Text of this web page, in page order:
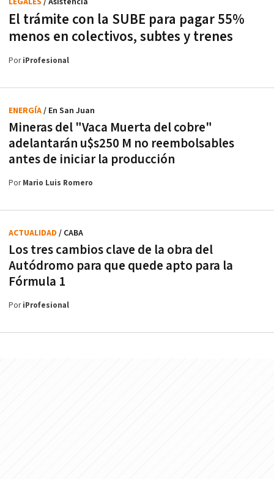
El trámite con la SUBE para pagar 55%
menos en colectivos, subtes y trenes
PoriProfesional
Mineras del "Vaca Muerta del cobre"
adelantarán u$s250 M no reembolsables
antes de iniciar la producción
ENERGÍA/ En San Juan
PorMario Luis Romero
Los tres cambios clave de la obra del
Autódromo para que quede apto para la
Fórmula 1
ACTUALIDAD / CABA
PoriProfesional